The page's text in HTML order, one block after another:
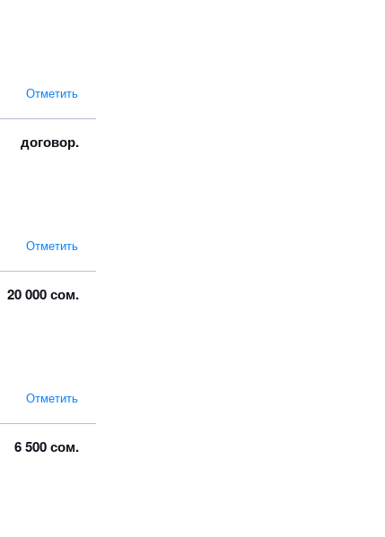
Отметить
договор.
Отметить
20 000 сом.
Отметить
6 500 сом.